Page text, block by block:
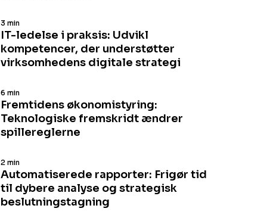
IT-ledelse i praksis: Udvikl
kompetencer, der understøtter
virksomhedens digitale strategi
3 min
Fremtidens økonomistyring:
Teknologiske fremskridt ændrer
spillereglerne
6 min
Automatiserede rapporter: Frigør tid
til dybere analyse og strategisk
beslutningstagning
2 min